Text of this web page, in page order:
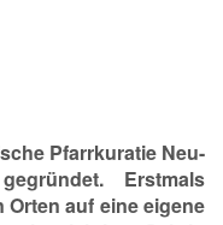
Pfarrkuratie Neu-
Erstmals
auf eine eigene